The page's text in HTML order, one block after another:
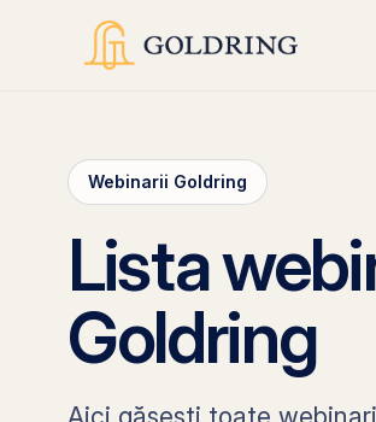
Webinarii Goldring
Lista
Goldring